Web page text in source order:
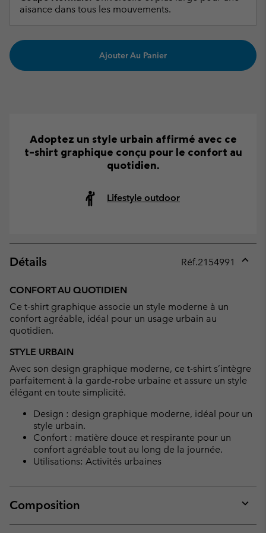
aisance dans tous les mouvements.
Ajouter Au Panier
Adoptez un style urbain affirmé avec ce
t-shirt graphique conçu pour le confort au
quotidien.
Lifestyle outdoor
Détails Réf.2154991
CONFORT AU QUOTIDIEN
Ce t-shirt graphique associe un style moderne à un
confort agréable, idéal pour un usage urbain au
quotidien.
STYLE URBAIN
Avec son design graphique moderne, ce t-shirt s’intègre
parfaitement à la garde-robe urbaine et assure un style
élégant en toute simplicité.
Design : design graphique moderne, idéal pour un
style urbain.
Confort : matière douce et respirante pour un
confort agréable tout au long de la journée.
Utilisations: Activités urbaines
Composition
or